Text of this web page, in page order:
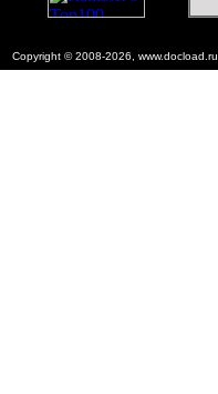
Copyright © 2008-2026, www.docload.ru